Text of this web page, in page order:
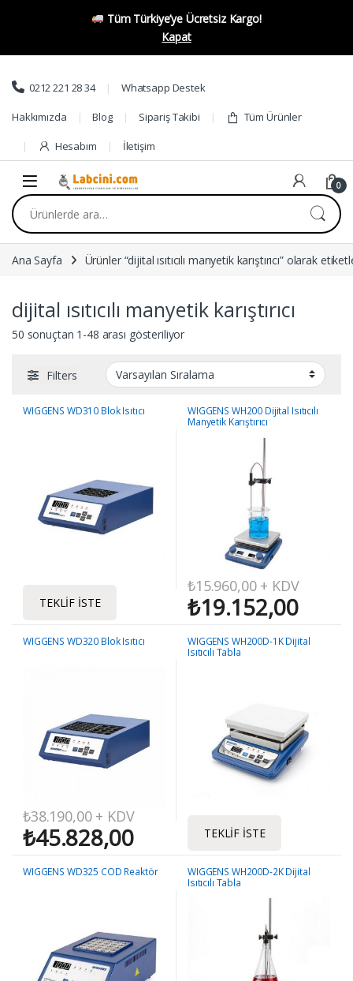
Tüm Türkiye’ye Ücretsiz Kargo!
Kapat
Skip to navigation
Skip to content
0212 221 28 34 Whatsapp Destek
Hakkımızda Blog Sipariş Takibi Tüm Ürünler
Hesabım İletişim
0
Ara:
Ana Sayfa Ürünler “dijital ısıtıcılı manyetik karıştırıcı” olarak
dijital ısıtıcılı manyetik karıştırıcı
50 sonuçtan 1-48 arası gösteriliyor
Filters
WIGGENS WD310 Blok Isıtıcı
TEKLIF İSTE
WIGGENS WH200 Dijital Isıtıcılı
Manyetik Karıştırıcı
₺15.960,00+ KDV
₺19.152,00
WIGGENS WD320 Blok Isıtıcı
₺38.190,00+ KDV
₺45.828,00
WIGGENS WH200D-1K Dijital
Isıtıcılı Tabla
TEKLIF İSTE
WIGGENS WD325 COD Reaktör
WIGGENS WH200D-2K Dijital
Isıtıcılı Tabla